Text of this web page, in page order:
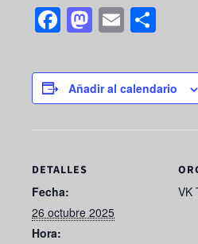
F
a
c
e
o
k
M
a
st
o
E
m
ailar
e
Añadir al calendario
DETALLES
Fecha:
26 octubre 2025
Hora:
VK